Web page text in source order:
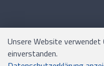
Unsere Website verwendet
einverstanden.